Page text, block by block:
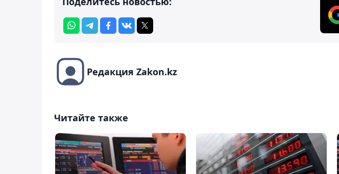
Редакция Zakon.kz
Читайте также